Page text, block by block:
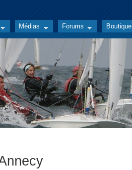
Médias Forums Boutique